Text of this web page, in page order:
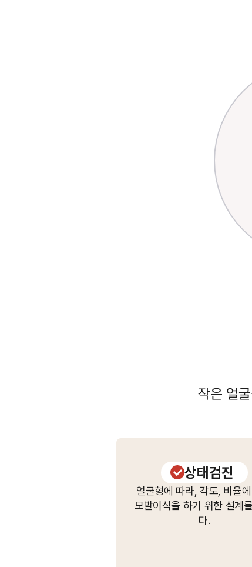
작은 얼
상태검진
얼굴형에 따라, 각도, 비율
모발이식을 하기 위한 설계
다.